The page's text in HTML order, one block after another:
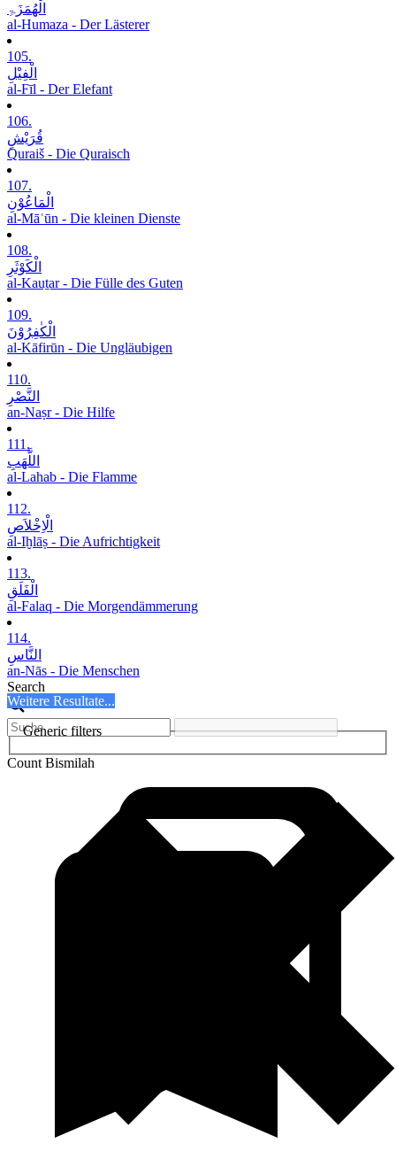
الْھُمَزَۃِ
al-Humaza - Der Lästerer
105.
الْفِیْلِ
al-Fīl - Der Elefant
106.
قُرَیْشٍ
Quraiš - Die Quraisch
107.
الْمَاعُوْنِ
al-Māʿūn - Die kleinen Dienste
108.
الْکَوْثَرِ
al-Kauṯar - Die Fülle des Guten
109.
الْکٰفِرُوْنَ
al-Kāfirūn - Die Ungläubigen
110.
النَّصْرِ
an-Naṣr - Die Hilfe
111.
اللَّھَبِ
al-Lahab - Die Flamme
112.
الْاِخْلاَصِ
al-Iḫlāṣ - Die Aufrichtigkeit
113.
الْفَلَقِ
al-Falaq - Die Morgendämmerung
114.
النَّاسِ
an-Nās - Die Menschen
Search
Weitere Resultate...
Generic filters
Count Bismilah